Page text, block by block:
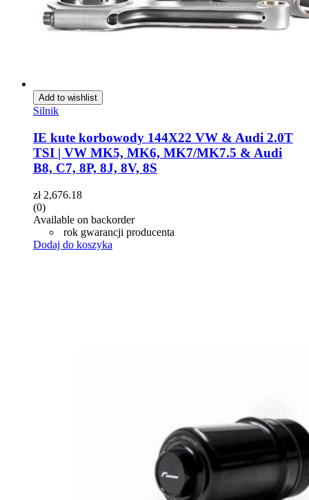
Add to wishlist
Silnik
IE kute korbowody 144X22 VW & Audi 2.0T
TSI | VW MK5, MK6, MK7/MK7.5 & Audi
B8, C7, 8P, 8J, 8V, 8S
zł2,676.18
(0)
Available on backorder
rok gwarancji producenta
Dodaj do koszyka